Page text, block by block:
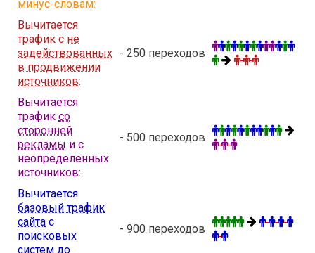
минус-словам:
Вычитается
трафик с не
задействованных
в продвижении
источников:
- 250 переходов
Вычитается
трафик со
сторонней
рекламы и с
неопределенных
источников:
- 500 переходов
Вычитается
базовый трафик
сайта с
поисковых
систем до
- 900 переходов